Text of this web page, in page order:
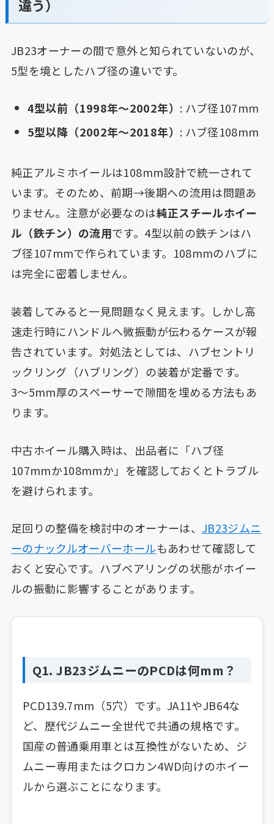
違う）
JB23オーナーの間で意外と知られていないのが、
5型を境としたハブ径の違いです。
4型以前（1998年〜2002年） : ハブ径107mm
5型以降（2002年〜2018年） : ハブ径108mm
純正アルミホイールは108mm設計で統一されて
います。そのため、前期→後期への流用は問題あ
りません。注意が必要なのは純正スチールホイー
ル（鉄チン）の流用です。4型以前の鉄チンはハ
ブ径107mmで作られています。108mmのハブに
は完全に密着しません。
装着してみると一見問題なく見えます。しかし高
速走行時にハンドルへ微振動が伝わるケースが報
告されています。対処法としては、ハブセントリ
ックリング（ハブリング）の装着が定番です。
3〜5mm厚のスペーサーで隙間を埋める方法もあ
ります。
中古ホイール購入時は、出品者に「ハブ径
107mmか108mmか」を確認しておくとトラブル
を避けられます。
足回りの整備を検討中のオーナーは、 JB23ジムニ
ーのナックルオーバーホールもあわせて確認して
おくと安心です。ハブベアリングの状態がホイー
ルの振動に影響することがあります。
Q1. JB23ジムニーのPCDは何mm？
PCD139.7mm（5穴）です。JA11やJB64な
ど、歴代ジムニー全世代で共通の規格です。
国産の普通乗用車とは互換性がないため、ジ
ムニー専用またはクロカン4WD向けのホイー
ルから選ぶことになります。